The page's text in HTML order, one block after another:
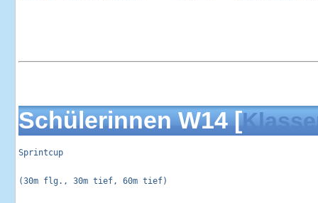
Schülerinnen W14 [
Sprintcup
(30m flg., 30m tief, 60m tief)